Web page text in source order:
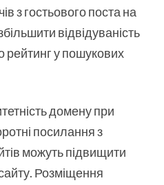
з гостьового поста на
відвідуваність
рейтинг у пошукових
домену при
посилання з
можуть підвищити
Розміщення